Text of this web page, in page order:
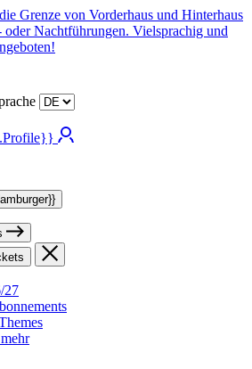
Grenze von Vorderhaus und Hinterhaus
oder Nachtführungen. Vielsprachig und
27